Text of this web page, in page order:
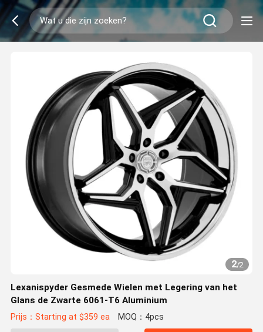
2/2
Lexanispyder Gesmede Wielen met Legering van het
Glans de Zwarte 6061-T6 Aluminium
Prijs：Starting at $359 ea MOQ：4pcs